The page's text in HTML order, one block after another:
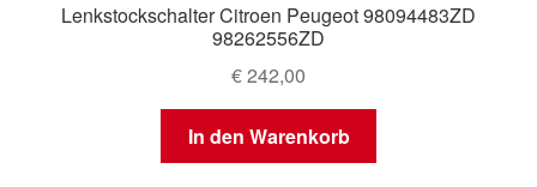
Lenkstockschalter Citroen Peugeot 98094483ZD
98262556ZD
€242,00
In den Warenkorb